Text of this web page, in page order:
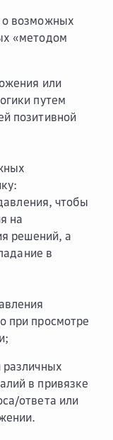
о возможных
«методом
или
путем
позитивной
чтобы
на
решений, а
в
при просмотре
различных
в привязке
ответа или